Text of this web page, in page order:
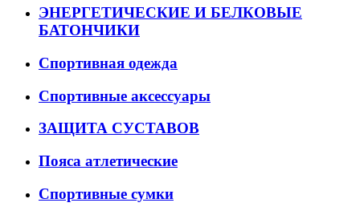
ЭНЕРГЕТИЧЕСКИЕ И БЕЛКОВЫЕ
БАТОНЧИКИ
Спортивная одежда
Спортивные аксессуары
ЗАЩИТА СУСТАВОВ
Пояса атлетические
Спортивные сумки